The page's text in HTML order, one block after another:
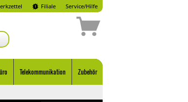
Filiale Service/Hilfe
Telekommunikation Zubehör